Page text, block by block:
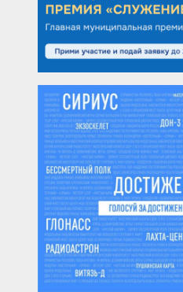
Просмотры:162
Copyright © При
обязательна|Разработка